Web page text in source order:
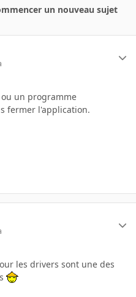
un nouveau sujet
un programme
fermer l'application.
les drivers sont une des